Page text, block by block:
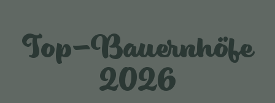
Top-Bauernhöfe
2026